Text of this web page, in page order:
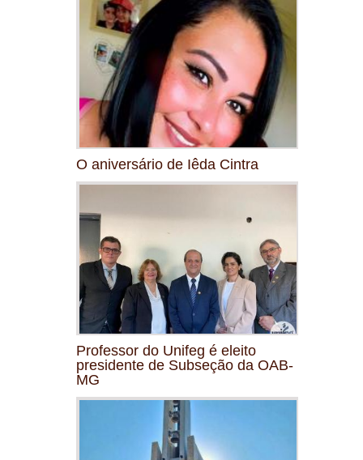
O aniversário de Iêda Cintra
Professor do Unifeg é eleito
presidente de Subseção da OAB-
MG